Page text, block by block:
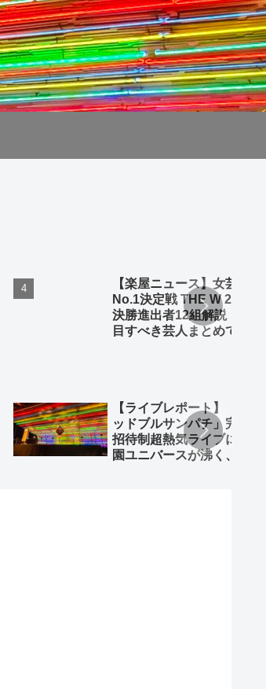
【楽屋ニュース】女芸人
No.1決定戦 THE W 2023
決勝進出者12組解説！注
目すべき芸人まとめてみ
【ライブレポート】「レ
ッドブルサンパチ」完全
招待制超熱気ライブに味
園ユニバースが沸く、沸